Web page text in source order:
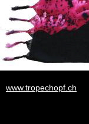
www.tropechopf.ch